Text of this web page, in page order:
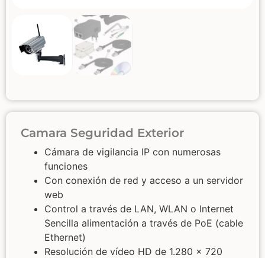
Camara Seguridad Exterior
Cámara de vigilancia IP con numerosas
funciones
Con conexión de red y acceso a un servidor
web
Control a través de LAN, WLAN o Internet
Sencilla alimentación a través de PoE (cable
Ethernet)
Resolución de vídeo HD de 1.280 x 720